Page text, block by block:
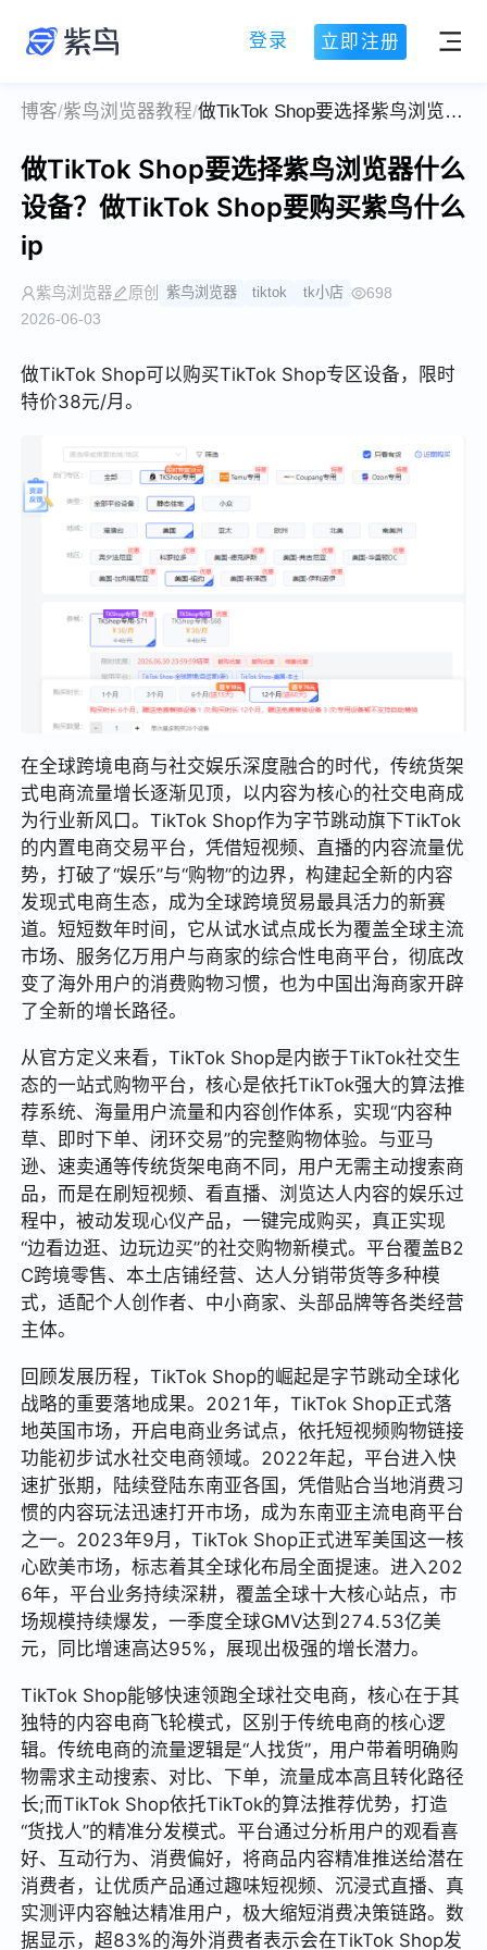
登录 立即注册
博客/紫鸟浏览器教程/ 做TikTok Shop要选择紫鸟浏览器什么设备？做TikTok Shop要购买紫鸟什么ip
做TikTok Shop要选择紫鸟浏览器什么
设备？做TikTok Shop要购买紫鸟什么
ip
紫鸟浏览器 原创 紫鸟浏览器 tiktok tk小店
698
2026-06-03
做TikTok Shop可以购买TikTok Shop专区设备，限时
特价38元/月。
在全球跨境电商与社交娱乐深度融合的时代，传统货架
式电商流量增长逐渐见顶，以内容为核心的社交电商成
为行业新风口。TikTok Shop作为字节跳动旗下TikTok
的内置电商交易平台，凭借短视频、直播的内容流量优
势，打破了“娱乐”与“购物”的边界，构建起全新的内容
发现式电商生态，成为全球跨境贸易最具活力的新赛
道。短短数年时间，它从试水试点成长为覆盖全球主流
市场、服务亿万用户与商家的综合性电商平台，彻底改
变了海外用户的消费购物习惯，也为中国出海商家开辟
了全新的增长路径。
从官方定义来看，TikTok Shop是内嵌于TikTok社交生
态的一站式购物平台，核心是依托TikTok强大的算法推
荐系统、海量用户流量和内容创作体系，实现“内容种
草、即时下单、闭环交易”的完整购物体验。与亚马
逊、速卖通等传统货架电商不同，用户无需主动搜索商
品，而是在刷短视频、看直播、浏览达人内容的娱乐过
程中，被动发现心仪产品，一键完成购买，真正实现
“边看边逛、边玩边买”的社交购物新模式。平台覆盖B2
C跨境零售、本土店铺经营、达人分销带货等多种模
式，适配个人创作者、中小商家、头部品牌等各类经营
主体。
回顾发展历程，TikTok Shop的崛起是字节跳动全球化
战略的重要落地成果。2021年，TikTok Shop正式落
地英国市场，开启电商业务试点，依托短视频购物链接
功能初步试水社交电商领域。2022年起，平台进入快
速扩张期，陆续登陆东南亚各国，凭借贴合当地消费习
惯的内容玩法迅速打开市场，成为东南亚主流电商平台
之一。2023年9月，TikTok Shop正式进军美国这一核
心欧美市场，标志着其全球化布局全面提速。进入202
6年，平台业务持续深耕，覆盖全球十大核心站点，市
场规模持续爆发，一季度全球GMV达到274.53亿美
元，同比增速高达95%，展现出极强的增长潜力。
TikTok Shop能够快速领跑全球社交电商，核心在于其
独特的内容电商飞轮模式，区别于传统电商的核心逻
辑。传统电商的流量逻辑是“人找货”，用户带着明确购
物需求主动搜索、对比、下单，流量成本高且转化路径
长;而TikTok Shop依托TikTok的算法推荐优势，打造
“货找人”的精准分发模式。平台通过分析用户的观看喜
好、互动行为、消费偏好，将商品内容精准推送给潜在
消费者，让优质产品通过趣味短视频、沉浸式直播、真
实测评内容触达精准用户，极大缩短消费决策链路。数
据显示，超83%的海外消费者表示会在TikTok Shop发